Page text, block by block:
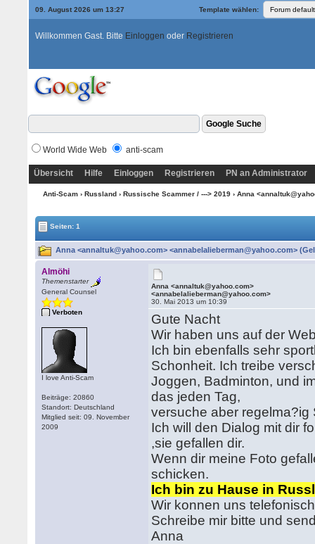
09. August 2026 um 13:27 Template wählen:
Willkommen Gast. Bitte Einloggen oder Registrieren
World Wide Web anti-scam
Übersicht Hilfe Einloggen Registrieren PN an Administrator
Anti-Scam› Russland› Russische Scammer / ---> 2019› Anna
Seiten: 1
Anna <annaltuk@yahoo.com> <annabelalieberman@yahoo.com>
Almöhi
Themenstarter
General Counsel
Verboten
I love Anti-Scam
Beiträge: 20860
Standort: Deutschland
Mitglied seit: 09. November
2009
Anna <annaltuk@yahoo.com>
<annabelalieberman@yahoo.com>
30. Mai 2013 um 10:39
Gute Nacht
Wir haben uns auf der
Ich bin ebenfalls sehr
Schonheit. Ich treibe
Joggen, Badminton, und
das jeden Tag,
versuche aber
Ich will den Dialog mit dir
,sie gefallen dir.
Wenn dir meine Foto
schicken.
Ich bin zu Hause in
Wir konnen uns
Schreibe mir bitte und
Anna